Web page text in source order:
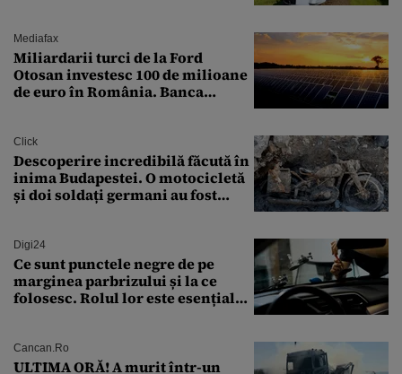
Mediafax
Miliardarii turci de la Ford
Otosan investesc 100 de milioane
de euro în România. Banca
Click
Descoperire incredibilă făcută în
inima Budapestei. O motocicletă
și doi soldați germani au fost
Digi24
Ce sunt punctele negre de pe
marginea parbrizului și la ce
folosesc. Rolul lor este esențial
Cancan.ro
ULTIMA ORĂ! A murit într-un